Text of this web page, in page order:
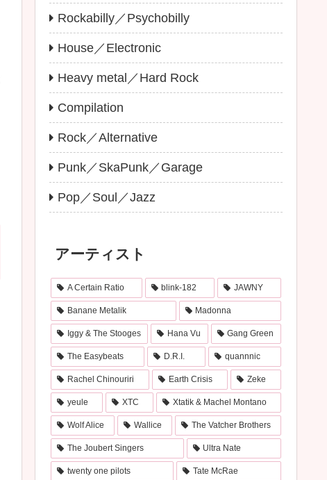
Rockabilly／Psychobilly
House／Electronic
Heavy metal／Hard Rock
Compilation
Rock／Alternative
Punk／SkaPunk／Garage
Pop／Soul／Jazz
アーティスト
A Certain Ratio blink-182 JAWNY
Banane Metalik Madonna
Iggy & The Stooges Hana Vu Gang Green
The Easybeats D.R.I. quannnic
Rachel Chinouriri Earth Crisis Zeke
yeule XTC Xtatik & Machel Montano
Wolf Alice Wallice The Vatcher Brothers
The Joubert Singers Ultra Nate
twenty one pilots Tate McRae